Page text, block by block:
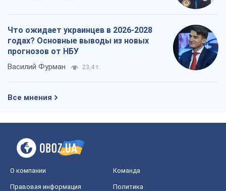
Что ожидает украинцев в 2026-2028
годах? Основные выводы из новых
прогнозов от НБУ
Василий Фурман 23,4 т.
Все мнения
О компании Команда
Правовая информация
Политика